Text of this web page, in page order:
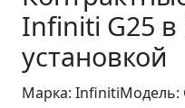
Infiniti G25 в
установкой
Марка: InfinitiМодель: